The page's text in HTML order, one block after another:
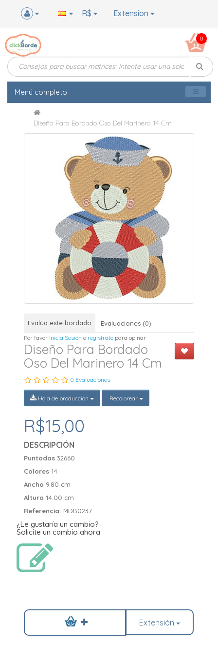
Extension
R$
0
Menú completo
Diseño Para Bordado Oso Del Marinero 14 Cm
Evalúa este bordado Evaluaciones (0)
Por favor Inicia Sesión o registrate para opinar
Diseño Para Bordado
Oso Del Marinero 14 Cm
0 Evaluaciones
Hoja de producción Recolorear
R$15,00
DESCRIPCIÓN
Puntadas32660
Colores 14
Ancho 9.80 cm
Altura 14.00 cm
Referencia: MDB0237
¿Le gustaría un cambio?
Solicite un cambio ahora
Extensión